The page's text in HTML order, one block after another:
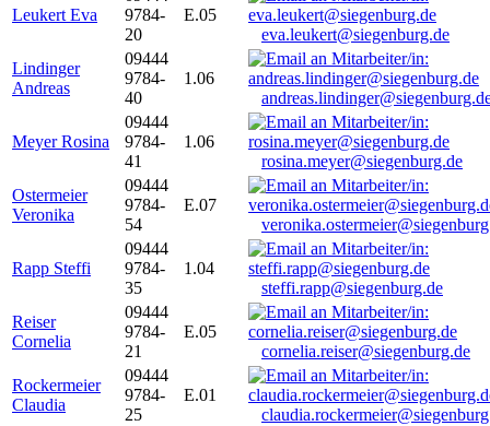
Leukert Eva
9784-
20
E.05
eva.leukert@siegenburg.de
Lindinger
Andreas
09444
9784-
40
1.06
Meyer Rosina
09444
9784-
41
1.06
rosina.meyer@siegenburg.de
Ostermeier
Veronika
09444
9784-
54
E.07
Rapp Steffi
09444
9784-
35
1.04
steffi.rapp@siegenburg.de
Reiser
Cornelia
09444
9784-
21
E.05
cornelia.reiser@siegenburg.de
Rockermeier
Claudia
09444
9784-
25
E.01